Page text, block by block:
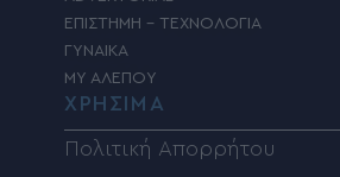
ΕΠΙΣΤΗΜΗ – ΤΕΧΝΟΛΟΓΙΑ
ΓΥΝΑΙΚΑ
MY ΑΛΕΠΟΥ
ΧΡΗΣΙΜΑ
Πολιτική Απορρήτου